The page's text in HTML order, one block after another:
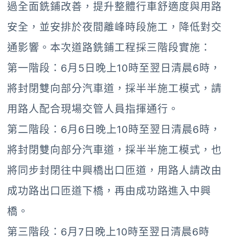
過全面銑鋪改善，提升整體行車舒適度與用路
安全，並安排於夜間離峰時段施工，降低對交
通影響。本次道路銑鋪工程採三階段實施：
第一階段：6月5日晚上10時至翌日清晨6時，
將封閉雙向部分汽車道，採半半施工模式，請
用路人配合現場交管人員指揮通行。
第二階段：6月6日晚上10時至翌日清晨6時，
將封閉雙向部分汽車道，採半半施工模式，也
將同步封閉往中興橋出口匝道，用路人請改由
成功路出口匝道下橋，再由成功路進入中興
橋。
第三階段：6月7日晚上10時至翌日清晨6時